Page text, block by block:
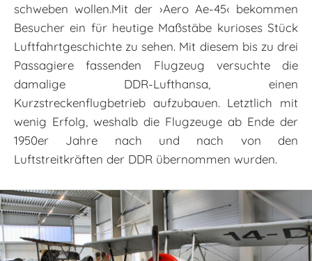
schweben wollen.Mit der ›Aero Ae-45‹ bekommen
Besucher ein für heutige Maßstäbe kurioses Stück
Luftfahrtgeschichte zu sehen. Mit diesem bis zu drei
Passagiere fassenden Flugzeug versuchte die
damalige DDR-Lufthansa, einen
Kurzstreckenflugbetrieb aufzubauen. Letztlich mit
wenig Erfolg, weshalb die Flugzeuge ab Ende der
1950er Jahre nach und nach von den
Luftstreitkräften der DDR übernommen wurden.